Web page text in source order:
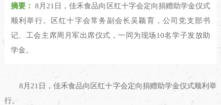
摘要：
8月21日，佳禾食品向区红十字会定向捐赠助学金仪式
顺利举行。区红十字会常务副会长吴颖育，公司党支部书
记、工会主席周月军出席仪式，一同为现场10名学子发放助
学金。
8月21日，佳禾食品向区红十字会定向捐赠助学金仪式顺利举
行。